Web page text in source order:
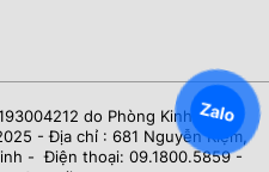
do Phòng Kinh Tế Hạ
- Địa chỉ : 681 Nguyễn Kiệm,
- Điện thoại: 09.1800.5859 -
Zalo